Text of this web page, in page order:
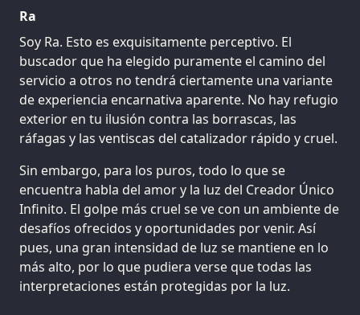
Ra
Soy Ra. Esto es exquisitamente perceptivo. El
buscador que ha elegido puramente el camino del
servicio a otros no tendrá ciertamente una variante
de experiencia encarnativa aparente. No hay refugio
exterior en tu ilusión contra las borrascas, las
ráfagas y las ventiscas del catalizador rápido y cruel.
Sin embargo, para los puros, todo lo que se
encuentra habla del amor y la luz del Creador Único
Infinito. El golpe más cruel se ve con un ambiente de
desafíos ofrecidos y oportunidades por venir. Así
pues, una gran intensidad de luz se mantiene en lo
más alto, por lo que pudiera verse que todas las
interpretaciones están protegidas por la luz.